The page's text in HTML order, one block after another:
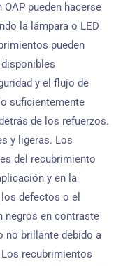
pueden hacerse
la lámpara o LED
pueden
y el flujo de
suficientemente
de los refuerzos.
y ligeras. Los
del recubrimiento
y en la
defectos o el
negros en contraste
no brillante debido a
recubrimientos